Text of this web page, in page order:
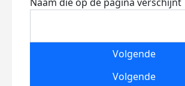
Volgende
Volgende